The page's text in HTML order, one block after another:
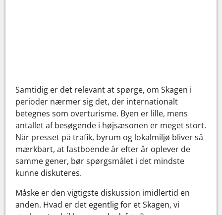
Samtidig er det relevant at spørge, om Skagen i
perioder nærmer sig det, der internationalt
betegnes som overturisme. Byen er lille, mens
antallet af besøgende i højsæsonen er meget stort.
Når presset på trafik, byrum og lokalmiljø bliver så
mærkbart, at fastboende år efter år oplever de
samme gener, bør spørgsmålet i det mindste
kunne diskuteres.
Måske er den vigtigste diskussion imidlertid en
anden. Hvad er det egentlig for et Skagen, vi